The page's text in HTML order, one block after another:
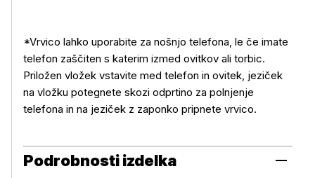
*Vrvico lahko uporabite za nošnjo telefona, le če imate
telefon zaščiten s katerim izmed ovitkov ali torbic.
Priložen vložek vstavite med telefon in ovitek, jeziček
na vložku potegnete skozi odprtino za polnjenje
telefona in na jeziček z zaponko pripnete vrvico.
Podrobnosti izdelka